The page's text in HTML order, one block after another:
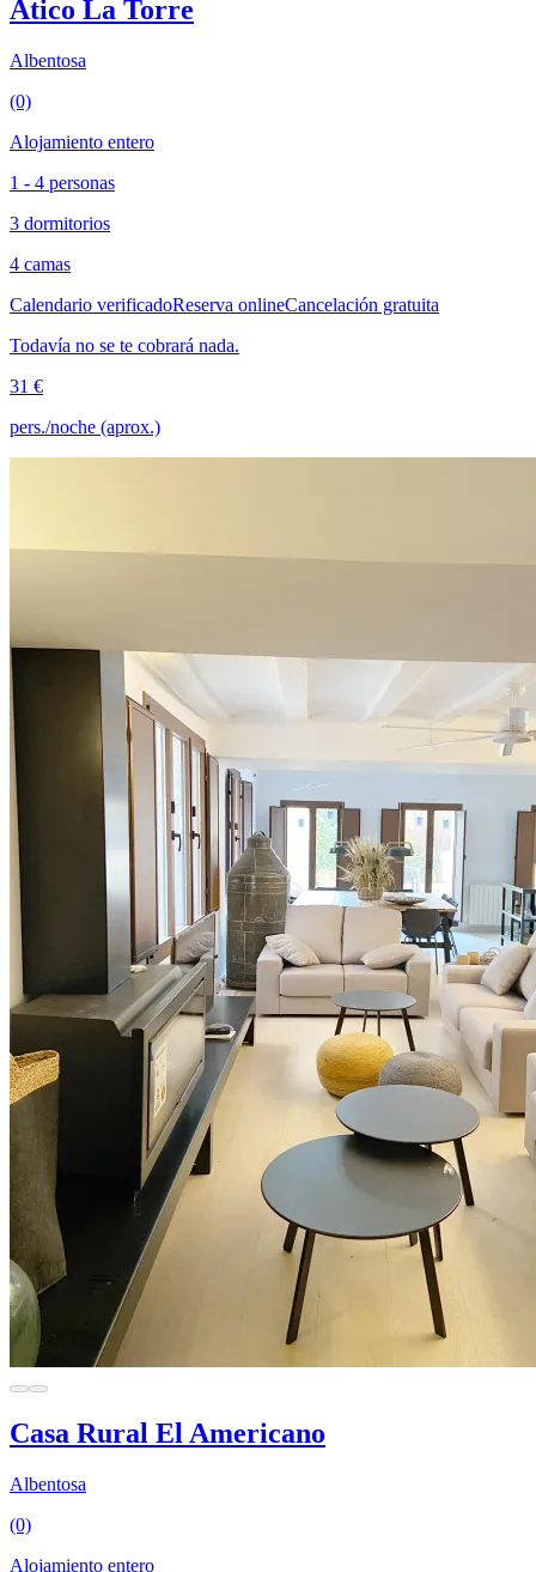
Ático La Torre
Albentosa
(0)
Alojamiento entero
1 - 4 personas
3 dormitorios
4 camas
Calendario verificadoReserva onlineCancelación gratuita
Todavía no se te cobrará nada.
31 €
pers./noche (aprox.)
Casa Rural El Americano
Albentosa
(0)
Alojamiento entero